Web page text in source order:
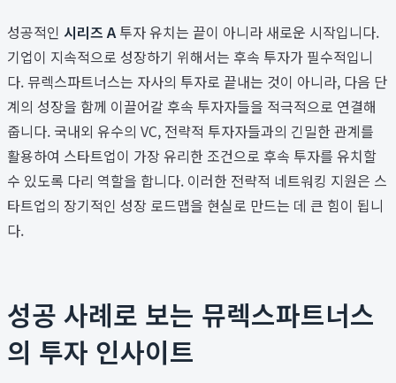
성공적인 시리즈 A 투자 유치는 끝이 아니라 새로운 시작입니다.
기업이 지속적으로 성장하기 위해서는 후속 투자가 필수적입니
다. 뮤렉스파트너스는 자사의 투자로 끝내는 것이 아니라, 다음 단
계의 성장을 함께 이끌어갈 후속 투자자들을 적극적으로 연결해
줍니다. 국내외 유수의 VC, 전략적 투자자들과의 긴밀한 관계를
활용하여 스타트업이 가장 유리한 조건으로 후속 투자를 유치할
수 있도록 다리 역할을 합니다. 이러한 전략적 네트워킹 지원은 스
타트업의 장기적인 성장 로드맵을 현실로 만드는 데 큰 힘이 됩니
다.
성공 사례로 보는 뮤렉스파트너스
의 투자 인사이트